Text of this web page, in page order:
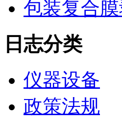
包装复合
日志分类
仪器设备
政策法规